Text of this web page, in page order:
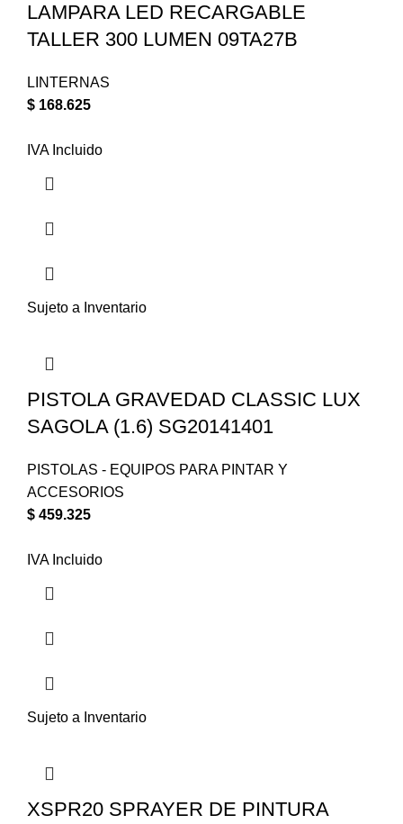
LAMPARA LED RECARGABLE
TALLER 300 LUMEN 09TA27B
LINTERNAS
$ 168.625
IVA Incluido
Sujeto a Inventario
PISTOLA GRAVEDAD CLASSIC LUX
SAGOLA (1.6) SG20141401
PISTOLAS - EQUIPOS PARA PINTAR Y
ACCESORIOS
$ 459.325
IVA Incluido
Sujeto a Inventario
XSPR20 SPRAYER DE PINTURA